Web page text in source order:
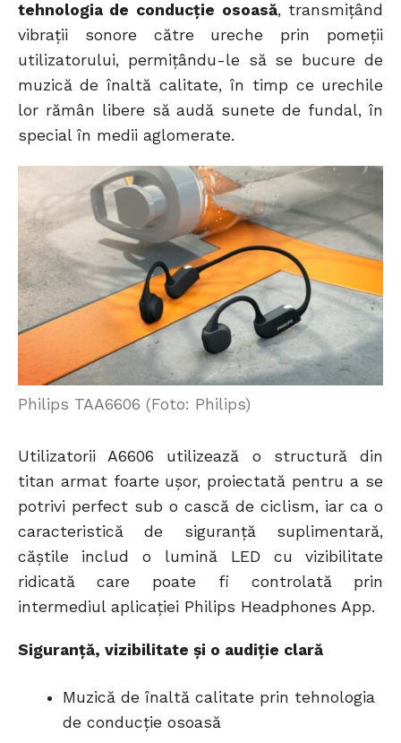
tehnologia de conducție osoasă, transmițând
vibrații sonore către ureche prin pomeții
utilizatorului, permițându-le să se bucure de
muzică de înaltă calitate, în timp ce urechile
lor rămân libere să audă sunete de fundal, în
special în medii aglomerate.
Philips TAA6606 (Foto: Philips)
Utilizatorii A6606 utilizează o structură din
titan armat foarte ușor, proiectată pentru a se
potrivi perfect sub o cască de ciclism, iar ca o
caracteristică de siguranță suplimentară,
căștile includ o lumină LED cu vizibilitate
ridicată care poate fi controlată prin
intermediul aplicației Philips Headphones App.
Siguranță, vizibilitate și o audiție clară
Muzică de înaltă calitate prin tehnologia
de conducție osoasă